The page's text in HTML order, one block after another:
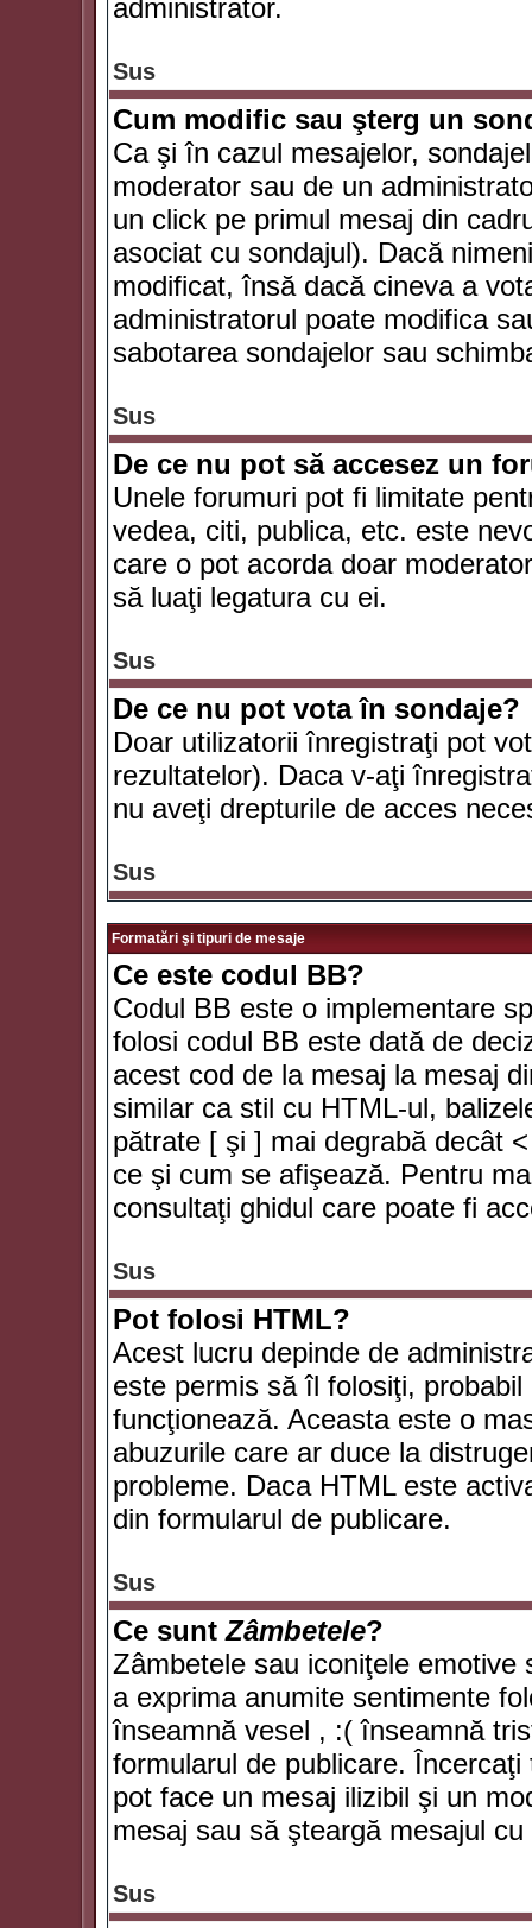
administrator.
Sus
Cum modific sau şterg un
Ca şi în cazul mesajelor,
moderator sau de un
un click pe primul mesaj din
asociat cu sondajul). Dacă
modificat, însă dacă cineva a
administratorul poate modifica
sabotarea sondajelor sau
Sus
De ce nu pot să accesez un
Unele forumuri pot fi limitate
vedea, citi, publica, etc. este
care o pot acorda doar
să luaţi legatura cu ei.
Sus
De ce nu pot vota în sondaje?
Doar utilizatorii înregistraţi pot
rezultatelor). Daca v-aţi
nu aveţi drepturile de acces
Sus
Formatări şi tipuri de mesaje
Ce este codul BB?
Codul BB este o implementare
folosi codul BB este dată de
acest cod de la mesaj la mesaj
similar ca stil cu HTML-ul,
pătrate [ şi ] mai degrabă decât
ce şi cum se afişează. Pentru
consultaţi ghidul care poate fi
Sus
Pot folosi HTML?
Acest lucru depinde de
este permis să îl folosiţi,
funcţionează. Aceasta este o
abuzurile care ar duce la
probleme. Daca HTML este
din formularul de publicare.
Sus
Ce suntZâmbetele?
Zâmbetele sau iconiţele
a exprima anumite sentimente
înseamnă vesel , :( înseamnă
formularul de publicare.
pot face un mesaj ilizibil şi un
mesaj sau să şteargă mesajul cu
Sus